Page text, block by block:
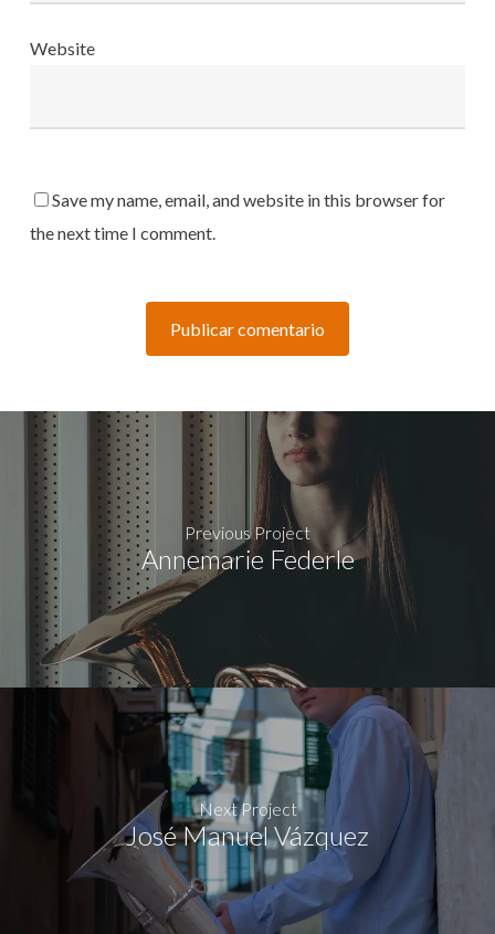
Website
Save my name, email, and website in this browser for
the next time I comment.
Previous Project
Annemarie Federle
Next Project
José Manuel Vázquez